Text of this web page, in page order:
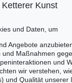
546 - Lot 355
VON STUCK
im Bade , 1896
€ 127.000
67 53-63
Kunst
und Daten, um
Angebote
und Maßnahmen
und
wir verstehen,
und Qualität unserer